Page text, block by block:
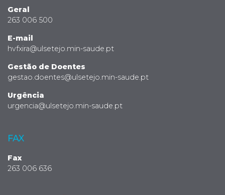
Geral
263 006 500
E-mail
hvfxira@ulsetejo.min-saude.pt
Gestão de Doentes
gestao.doentes@ulsetejo.min-saude.pt
Urgência
urgencia@ulsetejo.min-saude.pt
FAX
Fax
263 006 636